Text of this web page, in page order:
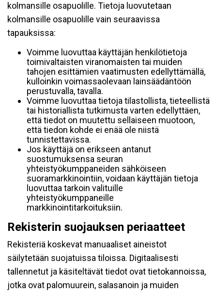
kolmansille osapuolille. Tietoja luovutetaan
kolmansille osapuolille vain seuraavissa
tapauksissa:
Voimme luovuttaa käyttäjän henkilötietoja
toimivaltaisten viranomaisten tai muiden
tahojen esittämien vaatimusten edellyttämällä,
kulloinkin voimassaolevaan lainsäädäntöön
perustuvalla, tavalla.
Voimme luovuttaa tietoja tilastollista, tieteellistä
tai historiallista tutkimusta varten edellyttäen,
että tiedot on muutettu sellaiseen muotoon,
että tiedon kohde ei enää ole niistä
tunnistettavissa.
Jos käyttäjä on erikseen antanut
suostumuksensa seuran
yhteistyökumppaneiden sähköiseen
suoramarkkinointiin, voidaan käyttäjän tietoja
luovuttaa tarkoin valituille
yhteistyökumppaneille
markkinointitarkoituksiin.
Rekisterin suojauksen periaatteet
Rekisteriä koskevat manuaaliset aineistot
säilytetään suojatuissa tiloissa. Digitaalisesti
tallennetut ja käsiteltävät tiedot ovat tietokannoissa,
jotka ovat palomuurein, salasanoin ja muiden